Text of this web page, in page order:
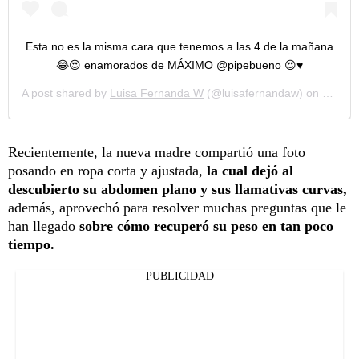
Esta no es la misma cara que tenemos a las 4 de la mañana
😂😍 enamorados de MÁXIMO @pipebueno 😍♥️
A post shared by Luisa Fernanda W (@luisafernandaw) on
Recientemente, la nueva madre compartió una foto
posando en ropa corta y ajustada, la cual dejó al
descubierto su abdomen plano y sus llamativas curvas,
además, aprovechó para resolver muchas preguntas que le
han llegado sobre cómo recuperó su peso en tan poco
tiempo.
PUBLICIDAD